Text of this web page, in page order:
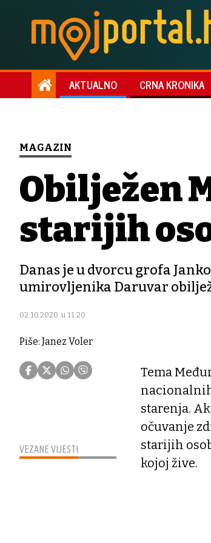
AKTUALNO CRNA KRONIKA
MAGAZIN
Obilježen
starijih
Danas je u dvorcu grofa
umirovljenika Daruvar
02.10.2020. u 11:20
Piše: Janez Voler
VEZANE VIJESTI
Tema
starenja.
očuvanje
starijih
kojoj žive.